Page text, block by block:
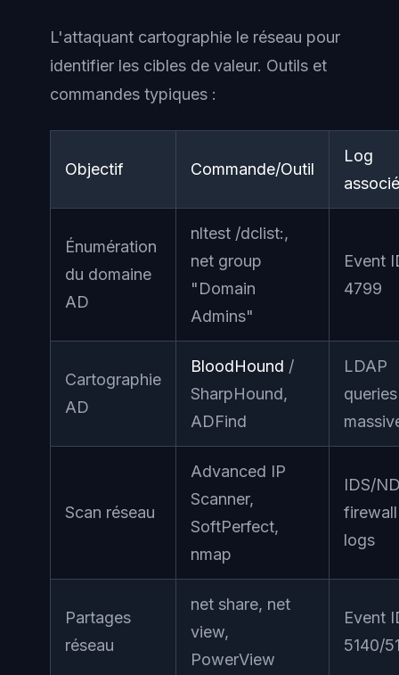
L'attaquant cartographie le réseau pour
identifier les cibles de valeur. Outils et
commandes typiques :
Objectif Commande/Outil
Log
associé
Énumération
du domaine
AD
nltest /dclist:,
net group
"Domain
Admins"
Event
4799
Cartographie
AD
BloodHound /
SharpHound,
ADFind
LDAP
queries
Scan réseau
Advanced IP
Scanner,
SoftPerfect,
nmap
IDS/
firewall
logs
Partages
réseau
net share, net
view,
PowerView
Event
5140/